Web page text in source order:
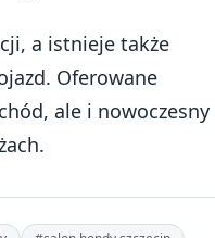
a istnieje także
Oferowane
ale i nowoczesny